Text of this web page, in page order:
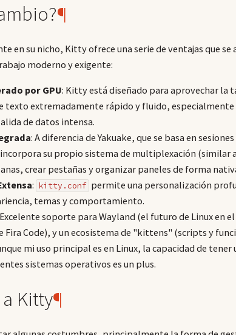
¶
en su nicho, Kitty ofrece una serie de ventajas que
moderno y exigente:
por GPU: Kitty está diseñado para aprovechar la
texto extremadamente rápido y fluido,
de datos intensa.
: A diferencia de Yakuake, que se basa en
su propio sistema de multiplexación (similar a
crear pestañas y organizar paneles de forma
: kitty.conf permite una personalización
temas y comportamiento.
soporte para Wayland (el futuro de Linux en
Fira Code), y un ecosistema de "kittens" (scripts y
mi uso principal es en Linux, la capacidad de
sistemas operativos es un plus.
Kitty¶